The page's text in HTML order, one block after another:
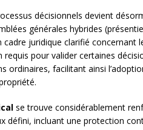
décisionnels devient
générales hybrides
juridique clarifié concernant
pour valider certaines
ordinaires, facilitant ainsi
se trouve considérablement
défini, incluant une protection